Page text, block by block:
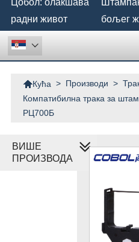
радни живот
бољег

Кућа > Производи >
Компатибилна трака за
РЦ700Б
ВИШЕ
ПРОИЗВОДА